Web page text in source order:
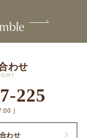
わせ
225
］
わせ